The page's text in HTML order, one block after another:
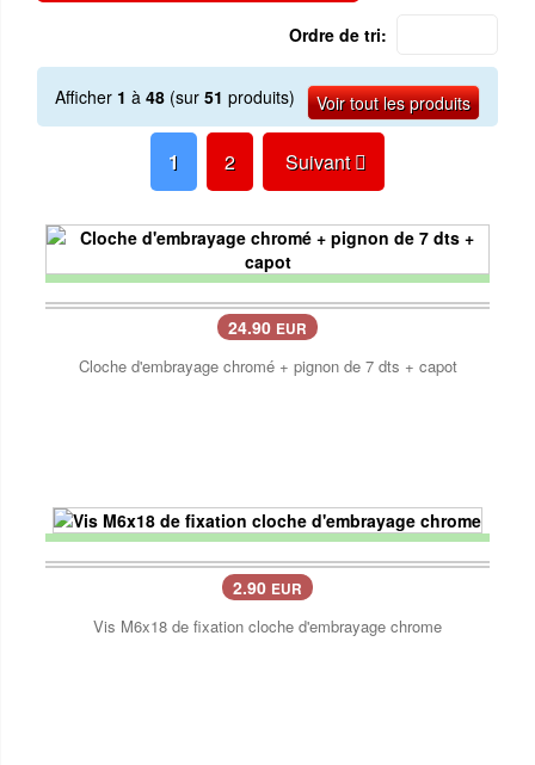
Ordre de tri:
Afficher 1 à 48 (sur 51 produits) Voir tout les produits
1 2 Suivant
24.90 EUR
Cloche d'embrayage chromé + pignon de 7 dts + capot
2.90 EUR
Vis M6x18 de fixation cloche d'embrayage chrome